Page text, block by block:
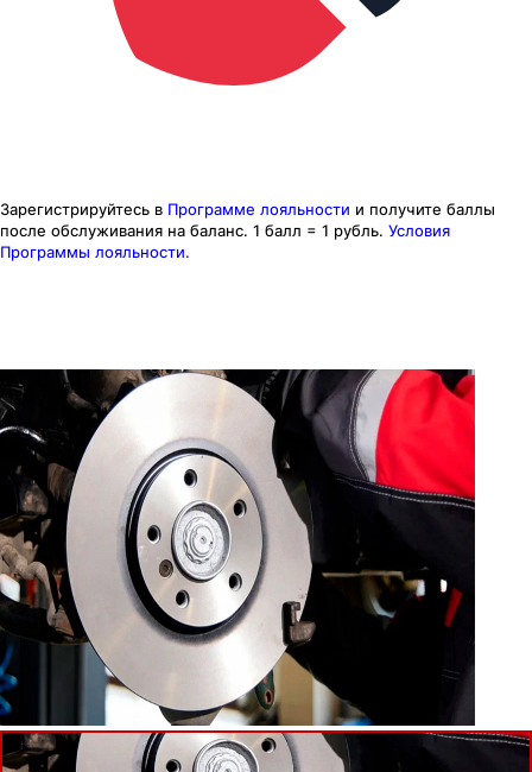
Зарегистрируйтесь в Программе лояльности и получите баллы
после обслуживания на баланс. 1 балл = 1 рубль. Условия
Программы лояльности.